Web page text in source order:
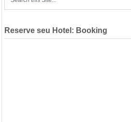
Reserve seu Hotel: Booking